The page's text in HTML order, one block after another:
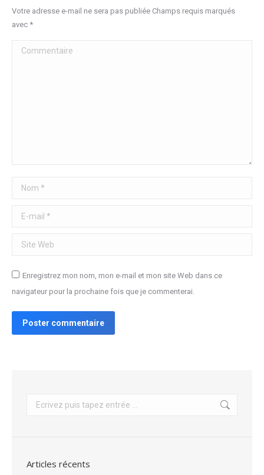
Votre adresse e-mail ne sera pas publiée Champs requis marqués
avec *
Commentaire
Nom *
E-mail *
Site Web
Enregistrez mon nom, mon e-mail et mon site Web dans ce
navigateur pour la prochaine fois que je commenterai.
Poster commentaire
Recherche
Articles récents